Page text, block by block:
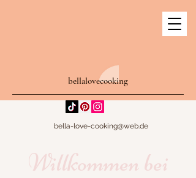
bellalovecooking
bella-love-cooking@web.de
Willkommen bei